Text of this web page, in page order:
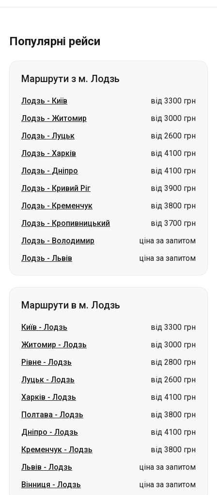
Популярні рейси
Маршрути з м. Лодзь
Лодзь - Київ
від 3300 грн
Лодзь - Житомир
від 3000 грн
Лодзь - Луцьк
від 2600 грн
Лодзь - Харків
від 4100 грн
Лодзь - Дніпро
від 4100 грн
Лодзь - Кривий Ріг
від 3900 грн
Лодзь - Кременчук
від 3800 грн
Лодзь - Кропивницький
від 3700 грн
Лодзь - Володимир
ціна за запитом
Лодзь - Львів ціна за запитом
Маршрути в м. Лодзь
Київ - Лодзь
від 3300 грн
Житомир - Лодзь
від 3000 грн
Рівне - Лодзь
від 2800 грн
Луцьк - Лодзь
від 2600 грн
Харків - Лодзь
від 4100 грн
Полтава - Лодзь
від 3800 грн
Дніпро - Лодзь
від 4100 грн
Кременчук - Лодзь
від 3800 грн
Львів - Лодзь
ціна за запитом
Вінниця - Лодзь ціна за запитом